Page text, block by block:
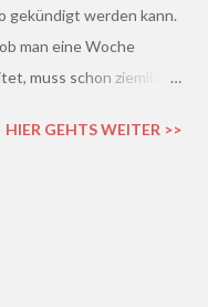
gekündigt werden kann.
man eine Woche
muss schon ziemlich
gar nicht so wenig vor,
HIER GEHTS WEITER >>